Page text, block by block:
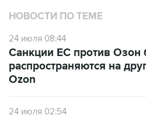
НОВОСТИ ПО ТЕМЕ
24 июля 08:44
Санкции ЕС против Озон
распространяются на
Ozon
24 июля 02:54